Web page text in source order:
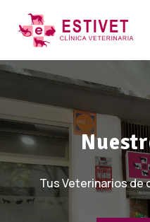
Tus Veterinarios de